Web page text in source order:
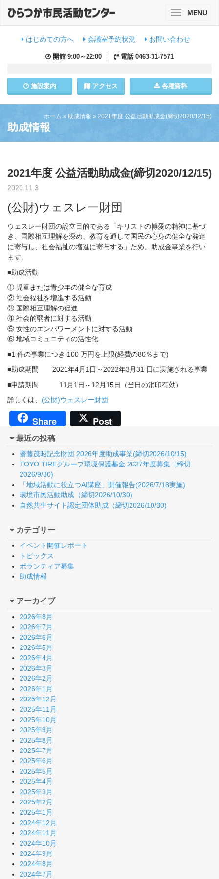
はじめての方へ 会議室予約状況 お問い合わせ
開館 9:00～22:00 電話 0463-31-7571
施設案内 アクセス 各種資料
ToggleMENU
ホーム » 助成情報 » 2021年度 公益活動助成金(締切2020/12/15)
助成情報
2021年度 公益活動助成金(締切2020/12/15)
2020.11.3
(公財)ウェスレー財団
ウェスレー財団の設立目的である「キリストの博愛の精神に基づ
き、国際相互理解を深め、教育を通して国民の心身の健全な発達
に寄与し、社会福祉の増進に寄与する」ため、助成金事業を行い
ます。
■助成活動
① 児童または青少年の健全な育成
② 社会福祉を増進する活動
③ 国際相互理解の促進
④ 社会的弱者に対する活動
⑤ 女性のエンパワーメントに対する活動
⑥ 地域コミュニティの活性化
■1 件の事業につき 100 万円を上限(経費の80％まで)
■助成期間 2021年4月1日～2022年3月31 日に実施される事業
■申請期間 11月1日～12月15日（当日の消印有効）
詳しくは、 (公財)ウェスレー財団
Share Post
最近の投稿
齋藤茂昭記念財団 2026年度助成事業(締切2026/10/15)
TOYO TIREグループ環境保護基金 2027年度募集（締切
2026/9/30)
「地域活動に役立つAI講座」開催報告(2026/7/18実施)
環境市民活動助成（締切2026/10/30)
自然共生サイト認定団体助成（締切2026/10/30)
カテゴリー
イベント開催レポート
トピックス
ボランティア募集
助成情報
アーカイブ
2026年8月
2026年7月
2026年6月
2026年5月
2026年4月
2026年3月
2026年2月
2026年1月
2025年12月
2025年11月
2025年10月
2025年9月
2025年8月
2025年7月
2025年6月
2025年5月
2025年4月
2025年3月
2025年2月
2025年1月
2024年12月
2024年11月
2024年10月
2024年9月
2024年8月
2024年7月